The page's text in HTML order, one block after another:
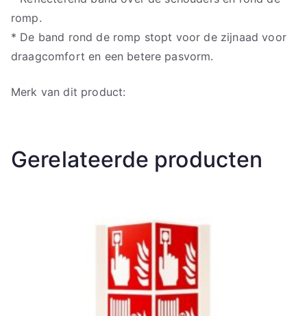
romp.
* De band rond de romp stopt voor de zijnaad voor
draagcomfort en een betere pasvorm.
Merk van dit product:
Gerelateerde producten